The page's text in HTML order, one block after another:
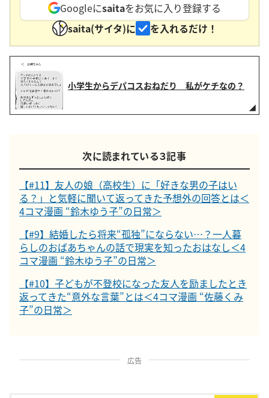
Googleにsaitaをお気に入り登録する
saita(サイタ)に
を入れるだけ！
小学生からデパコスおねだり 私がケチなの？
次に読まれている３記事
【#11】友人の娘（高校生）に「好きな男の子はい
る？」と気軽に聞いて返ってきた予想外の回答とは＜
4コマ漫画 “鈴木ゆう子”の日常＞
【#9】結婚したら将来“孤独”にならない…？一人暮
らしのおばあちゃんの話で現実を知ったおはなし＜4
コマ漫画 “鈴木ゆう子”の日常＞
【#10】子どもが不登校になった友人を励ましたとき
返ってきた“意外な言葉”とは＜4コマ漫画 “佐藤くみ
子”の日常＞
広告